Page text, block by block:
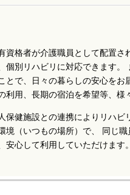
資格者が介護職員として配置さ
個別リハビリに対応できます。
とで、日々の暮らしの安心をお
利用、長期の宿泊を希望等、様
保健施設との連携によりリハ
境（いつもの場所）で、 同じ
安心して利用していただけます